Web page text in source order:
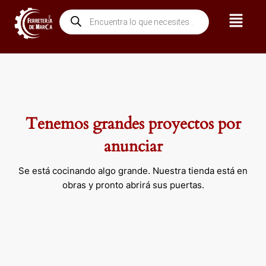
contenido
Búsqueda
de
productos
Menú
Tenemos grandes proyectos por
anunciar
Se está cocinando algo grande. Nuestra tienda está en
obras y pronto abrirá sus puertas.